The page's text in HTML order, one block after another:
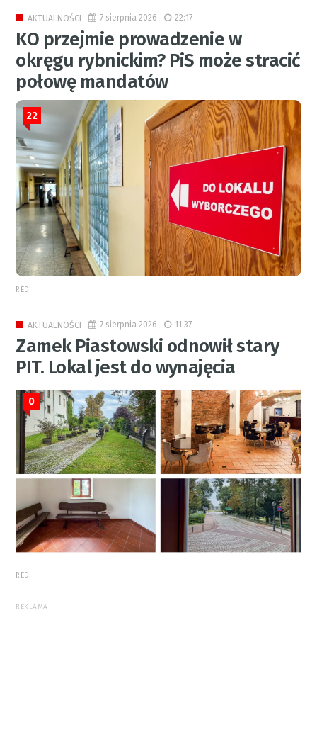
AKTUALNOŚCI 7 sierpnia 2026 22:17
KO przejmie prowadzenie w
okręgu rybnickim? PiS może stracić
połowę mandatów
22
RED.
AKTUALNOŚCI 7 sierpnia 2026 11:37
Zamek Piastowski odnowił stary
PIT. Lokal jest do wynajęcia
0
RED.
REKLAMA